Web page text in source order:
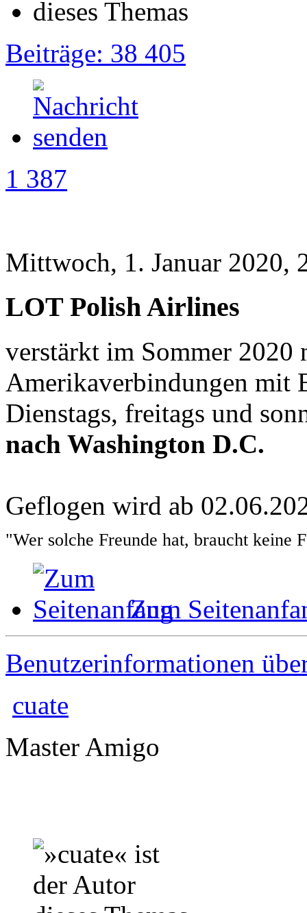
Beiträge: 38 405
1 387
Mittwoch, 1. Januar 2020,
LOT Polish Airlines
verstärkt im Sommer 2020
Amerikaverbindungen mit
Dienstags, freitags und
nach Washington D.C.
Geflogen wird ab
"Wer solche Freunde hat, braucht keine
Zum
Benutzerinformationen
cuate
Master Amigo